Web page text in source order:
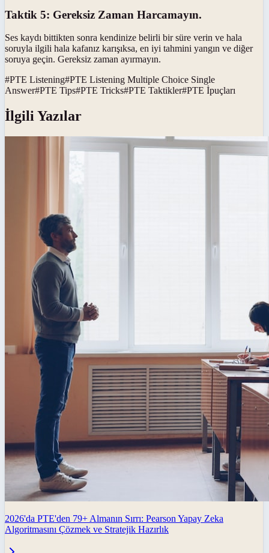
Taktik 5: Gereksiz Zaman Harcamayın.
Ses kaydı bittikten sonra kendinize belirli bir süre verin ve hala
soruyla ilgili hala kafanız karışıksa, en iyi tahmini yangın ve diğer
soruya geçin. Gereksiz zaman ayırmayın.
#PTE Listening#PTE Listening Multiple Choice Single
Answer#PTE Tips#PTE Tricks#PTE Taktikler#PTE İpuçları
İlgili Yazılar
2026'da PTE'den 79+ Almanın Sırrı: Pearson Yapay Zeka
Algoritmasını Çözmek ve Stratejik Hazırlık